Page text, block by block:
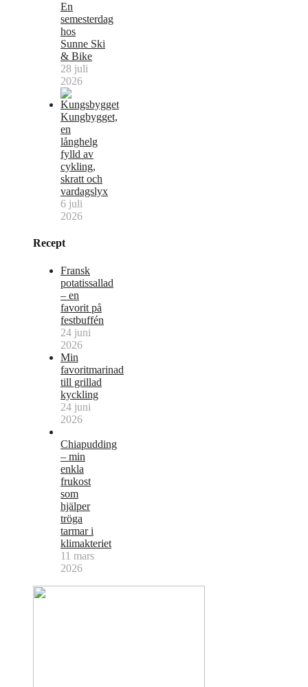
En
semesterdag
hos
Sunne Ski
& Bike
28 juli
2026
Kungbygget,
en
långhelg
fylld av
cykling,
skratt och
vardagslyx
6 juli
2026
Recept
Fransk
potatissallad
– en
favorit på
festbuffén
24 juni
2026
Min
favoritmarinad
till grillad
kyckling
24 juni
2026
Chiapudding
– min
enkla
frukost
som
hjälper
tröga
tarmar i
klimakteriet
11 mars
2026